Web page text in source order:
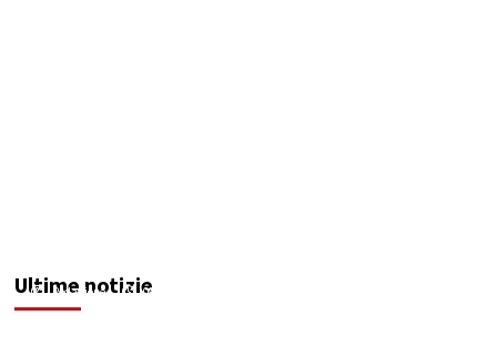
Ultime notizie
Redazione 09/08/2026